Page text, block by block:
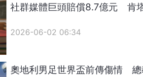
社群媒體巨頭賠償8.7億元 肯
2026-06-02 06:34
奧地利男足世界盃前傳傷情